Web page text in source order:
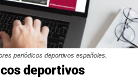
periódicos deportivos españoles.
deportivos